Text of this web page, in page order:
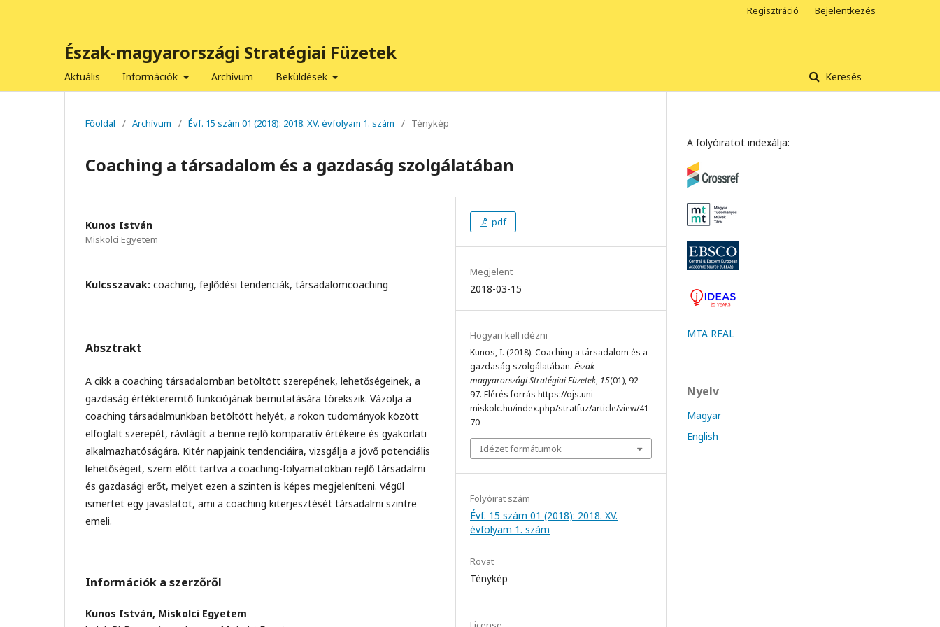
Észak-magyarországi Stratégiai Füzetek
Aktuális Információk Archívum Beküldések Keresés
Regisztráció Bejelentkezés
Főoldal / Archívum / Évf. 15 szám 01 (2018): 2018. XV. évfolyam 1. szám / Ténykép
Coaching a társadalom és a gazdaság szolgálatában
Kunos István
Miskolci Egyetem
Kulcsszavak: coaching, fejlődési tendenciák, társadalomcoaching
Absztrakt
A cikk a coaching társadalomban betöltött szerepének, lehetőségeinek, a
gazdaság értékteremtő funkciójának bemutatására törekszik. Vázolja a
coaching társadalmunkban betöltött helyét, a rokon tudományok között
elfoglalt szerepét, rávilágít a benne rejlő komparatív értékeire és gyakorlati
alkalmazhatóságára. Kitér napjaink tendenciáira, vizsgálja a jövő potenciális
lehetőségeit, szem előtt tartva a coaching-folyamatokban rejlő társadalmi
és gazdasági erőt, melyet ezen a szinten is képes megjeleníteni. Végül
ismertet egy javaslatot, ami a coaching kiterjesztését társadalmi szintre
emeli.
Információk a szerzőről
Kunos István, Miskolci Egyetem
pdf
Megjelent
2018-03-15
Hogyan kell idézni
Kunos, I. (2018). Coaching a társadalom és a
gazdaság szolgálatában. Észak-
magyarországi Stratégiai Füzetek, 15(01), 92–
97. Elérés forrás https://ojs.uni-
miskolc.hu/index.php/stratfuz/article/view/41
70
Idézet formátumok
Folyóirat szám
Évf. 15 szám 01 (2018): 2018. XV.
évfolyam 1. szám
Rovat
Ténykép
A folyóiratot indexálja:
MTA REAL
Nyelv
Magyar
English